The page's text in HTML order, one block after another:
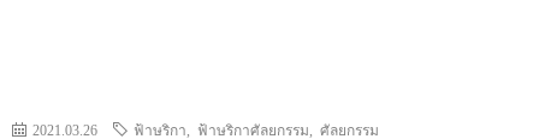
2021.03.26 ฟ้าษริกา ฟ้าษริกาศัลยกรรม ศัลยกรรม